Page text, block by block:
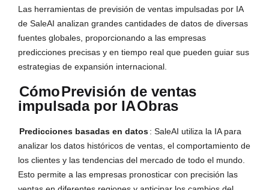
Las herramientas de previsión de ventas impulsadas por IA
de SaleAI analizan grandes cantidades de datos de diversas
fuentes globales, proporcionando a las empresas
predicciones precisas y en tiempo real que pueden guiar sus
estrategias de expansión internacional.
CómoPrevisión de ventas
impulsada por IAObras
Predicciones basadas en datos: SaleAI utiliza la IA para
analizar los datos históricos de ventas, el comportamiento de
los clientes y las tendencias del mercado de todo el mundo.
Esto permite a las empresas pronosticar con precisión las